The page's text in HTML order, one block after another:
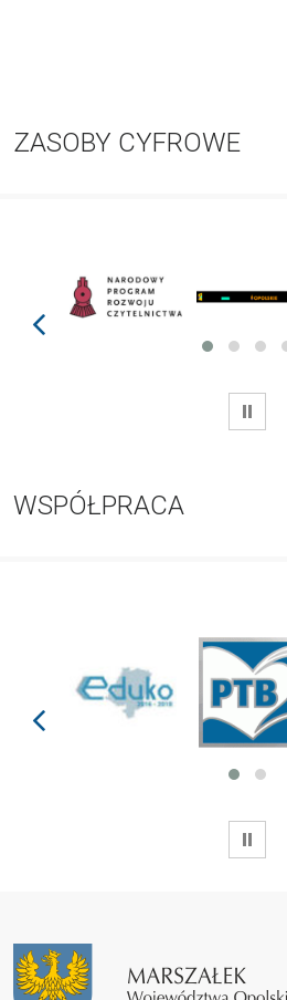
ZASOBY CYFROWE
prev
WSTRZYMAJ
WSPÓŁPRACA
prev
WSTRZYMAJ